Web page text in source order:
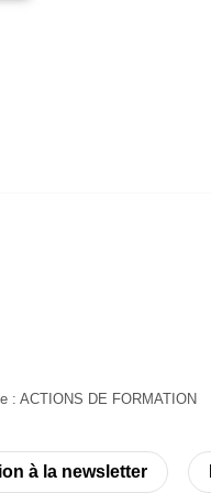
: ACTIONS DE FORMATION
à la newsletter